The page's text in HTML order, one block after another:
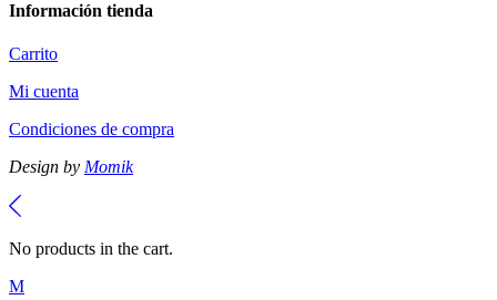
Información tienda
Carrito
Mi cuenta
Condiciones de compra
Design by Momik
No products in the cart.